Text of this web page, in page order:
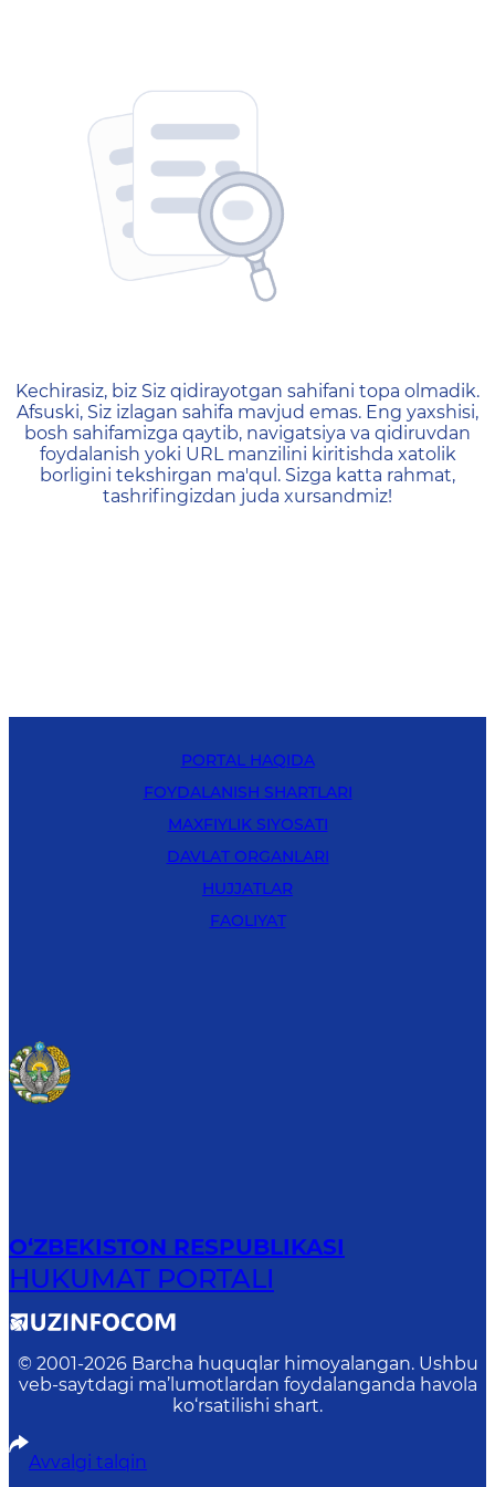
404 — Страница не
Kechirasiz, biz Siz qidirayotgan sahifani topa olmadik.
Afsuski, Siz izlagan sahifa mavjud emas. Eng yaxshisi,
bosh sahifamizga qaytib, navigatsiya va qidiruvdan
foydalanish yoki URL manzilini kiritishda xatolik
borligini tekshirgan ma'qul. Sizga katta rahmat,
tashrifingizdan juda xursandmiz!
PORTAL HAQIDA
FOYDALANISH SHARTLARI
MAXFIYLIK SIYOSATI
DAVLAT ORGANLARI
HUJJATLAR
FAOLIYAT
O‘ZBEKISTON RESPUBLIKASI
HUKUMAT PORTALI
© 2001-2026 Barcha huquqlar himoyalangan. Ushbu
veb-saytdagi ma’lumotlardan foydalanganda havola
ko‘rsatilishi shart.
Avvalgi talqin